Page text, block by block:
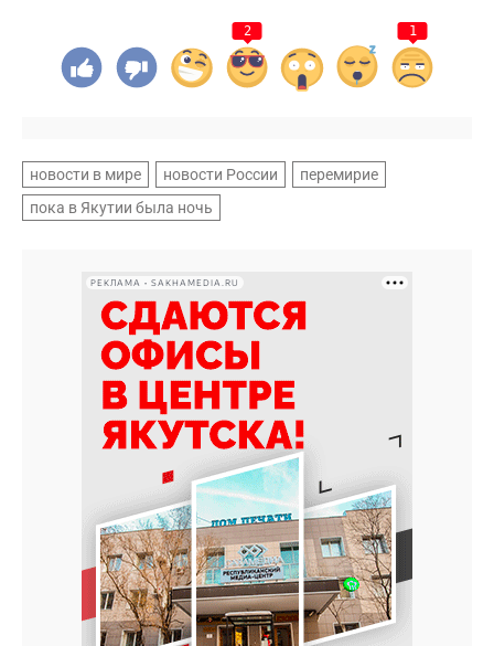
2 1
новости в мире новости России
перемирие
пока в Якутии была ночь
РЕКЛАМА • SAKHAMEDIA.RU